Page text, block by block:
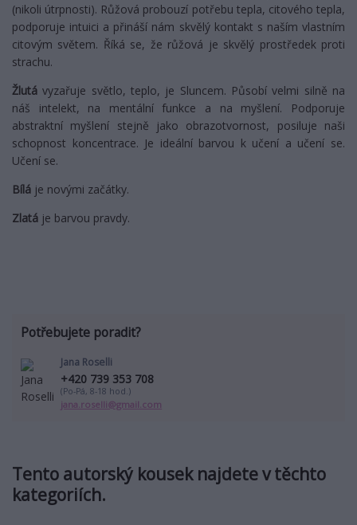
(nikoli útrpnosti). Růžová probouzí potřebu tepla, citového tepla,
podporuje intuici a přináší nám skvělý kontakt s naším vlastním
citovým světem. Říká se, že růžová je skvělý prostředek proti
strachu.
Žlutávyzařuje světlo, teplo, je Sluncem. Působí velmi silně na
náš intelekt, na mentální funkce a na myšlení. Podporuje
abstraktní myšlení stejně jako obrazotvornost, posiluje naši
schopnost koncentrace. Je ideální barvou k učení a učení se.
Učení se.
Bílá je novými začátky.
Zlatá je barvou pravdy.
Tento autorský kousek najdete v těchto
kategoriích.
Potřebujete poradit?
Jana Roselli
+420 739 353 708
(Po-Pá, 8-18 hod.)
jana.roselli@gmail.com